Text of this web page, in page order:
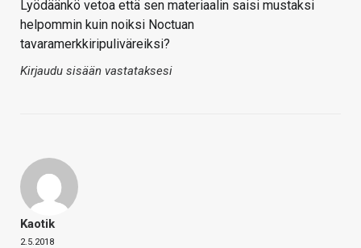
Lyödäänkö vetoa että sen materiaalin saisi mustaksi
helpommin kuin noiksi Noctuan
tavaramerkkiripuliväreiksi?
Kirjaudu sisään vastataksesi
Kaotik
2.5.2018